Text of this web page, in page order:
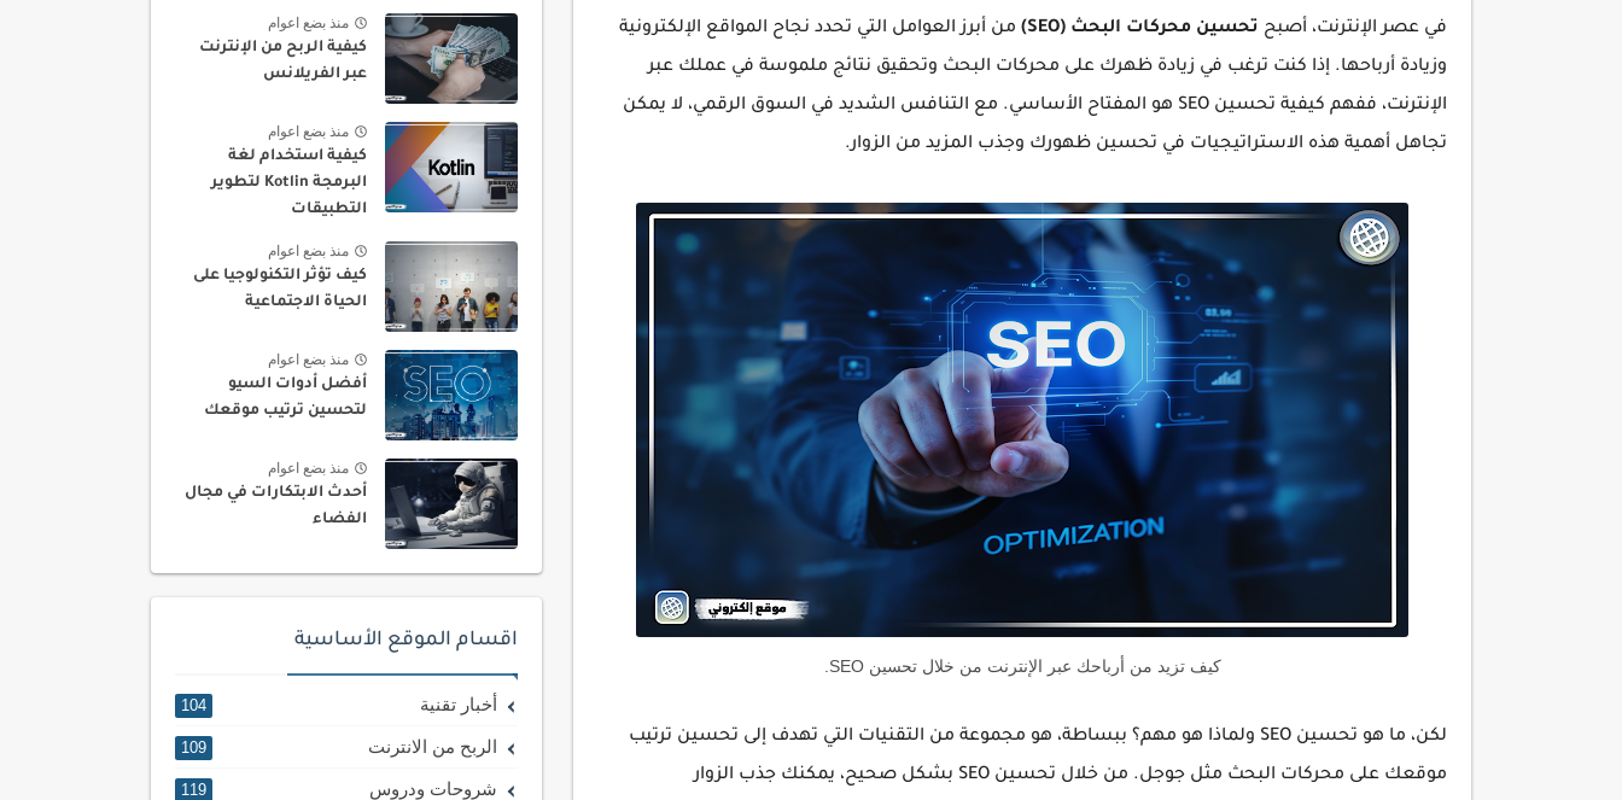
في عصر الإنترنت، أصبح تحسين محركات البحث (SEO)
من أبرز العوامل التي تحدد نجاح المواقع الإلكترونية
وزيادة أرباحها. إذا كنت ترغب في زيادة ظهرك على محركات البحث وتحقيق نتائج ملموسة في عملك عبر
الإنترنت، ففهم كيفية تحسين SEO هو المفتاح الأساسي. مع التنافس الشديد في السوق الرقمي، لا يمكن
تجاهل أهمية هذه الاستراتيجيات في تحسين ظهورك وجذب المزيد من الزوار.
كيف تزيد من أرباحك عبر الإنترنت من خلال تحسين SEO.
لكن، ما هو تحسين SEO ولماذا هو مهم؟ ببساطة، هو مجموعة من التقنيات التي تهدف إلى تحسين ترتيب
موقعك على محركات البحث مثل جوجل. من خلال تحسين SEO بشكل صحيح، يمكنك جذب الزوار
منذ بضع اعوام
كيفية الربح من الإنترنت
عبر الفريلانس
منذ بضع اعوام
كيفية استخدام لغة
البرمجة Kotlin لتطوير
التطبيقات
منذ بضع اعوام
كيف تؤثر التكنولوجيا على
الحياة الاجتماعية
منذ بضع اعوام
أفضل أدوات السيو
لتحسين ترتيب موقعك
منذ بضع اعوام
أحدث الابتكارات في مجال
الفضاء
اقسام الموقع الأساسية
أخبار تقنية 104
الربح من الانترنت 109
شروحات ودروس 119